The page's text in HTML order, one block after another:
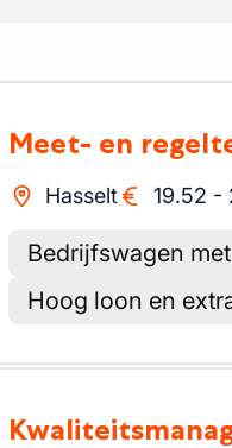
Meet- en
Hasselt 19.52 -
Bedrijfswagen
Hoog loon en